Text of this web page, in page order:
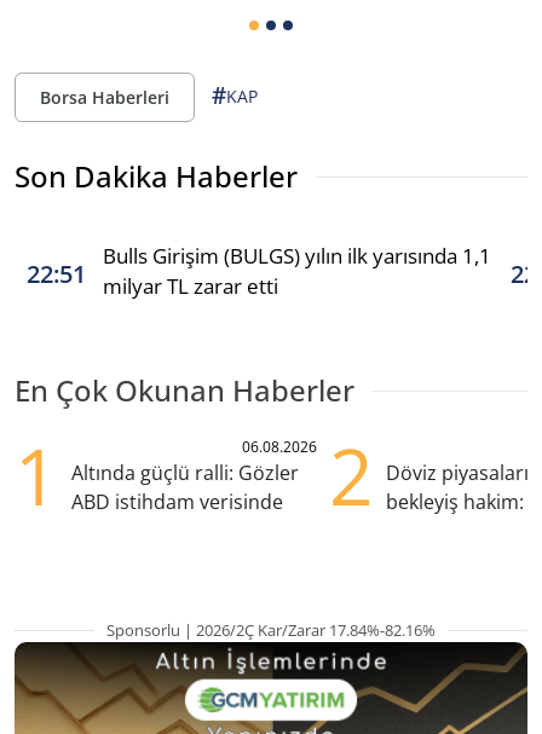
Borsa Haberleri #KAP
Son Dakika Haberler
22:51
Bulls Girişim (BULGS) yılın ilk yarısında 1,1
milyar TL zarar etti
En Çok Okunan Haberler
1 06.08.2026
Altında güçlü ralli: Gözler
ABD istihdam verisinde
2
Döviz
bekleyiş hakim:
Sponsorlu | 2026/2Ç Kar/Zarar 17.84%-82.16%